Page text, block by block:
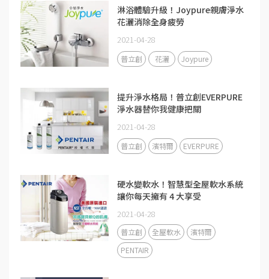
淋浴體驗升級！Joypure親膚淨水
花灑消除全身疲勞
2021-04-28
普立創 花灑 Joypure
提升淨水格局！普立創EVERPURE
淨水器替你我健康把關
2021-04-28
普立創 濱特爾 EVERPURE
硬水變軟水！智慧型全屋軟水系統
讓你每天擁有 4 大享受
2021-04-28
普立創 全屋軟水
濱特爾
PENTAIR